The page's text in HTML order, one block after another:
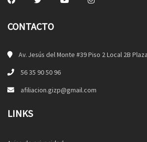
CONTACTO
Av. Jesús del Monte #39 Piso 2 Local 2B
56 35 90 50 96
afiliacion.gizp@gmail.com
LINKS